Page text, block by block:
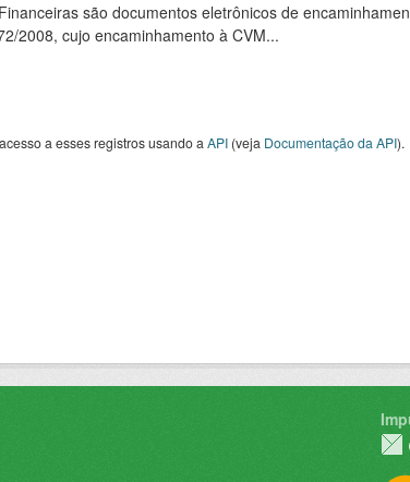
são documentos eletrônicos de
2008, cujo encaminhamento à CVM...
a esses registros usando a API(veja Documentação da API).